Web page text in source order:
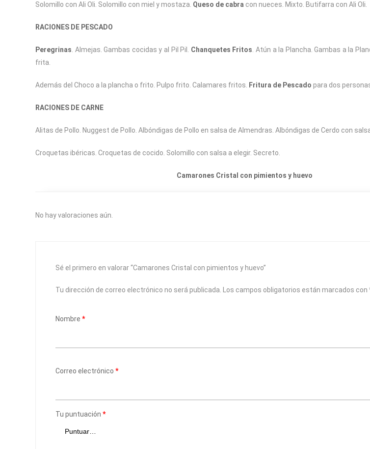
Solomillo con Ali Oli. Solomillo con miel y mostaza. Queso de cabra con nueces. Mixto. Butifarra con Ali Oli.
RACIONES DE PESCADO
Peregrinas . Almejas. Gambas cocidas y al Pil Pil. Chanquetes Fritos . Atún a la Plancha. Gambas a la
frita.
Además del Choco a la plancha o frito. Pulpo frito. Calamares fritos. Fritura de Pescado para dos
RACIONES DE CARNE
Alitas de Pollo. Nuggest de Pollo. Albóndigas de Pollo en salsa de Almendras. Albóndigas de Cerdo con
Croquetas ibéricas. Croquetas de cocido. Solomillo con salsa a elegir. Secreto.
Camarones Cristal con pimientos y huevo
No hay valoraciones aún.
Sé el primero en valorar “Camarones Cristal con pimientos y huevo”
Tu dirección de correo electrónico no será publicada. Los campos obligatorios están marcados con
Nombre *
Correo electrónico *
Tu puntuación *